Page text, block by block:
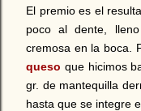
El premio es el
poco al dente,
cremosa en la boca.
queso que hicimos
gr. de mantequilla
hasta que se integre